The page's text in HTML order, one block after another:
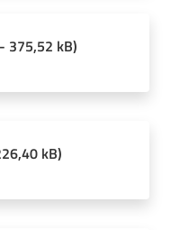
- 375,52 kB)
kB)